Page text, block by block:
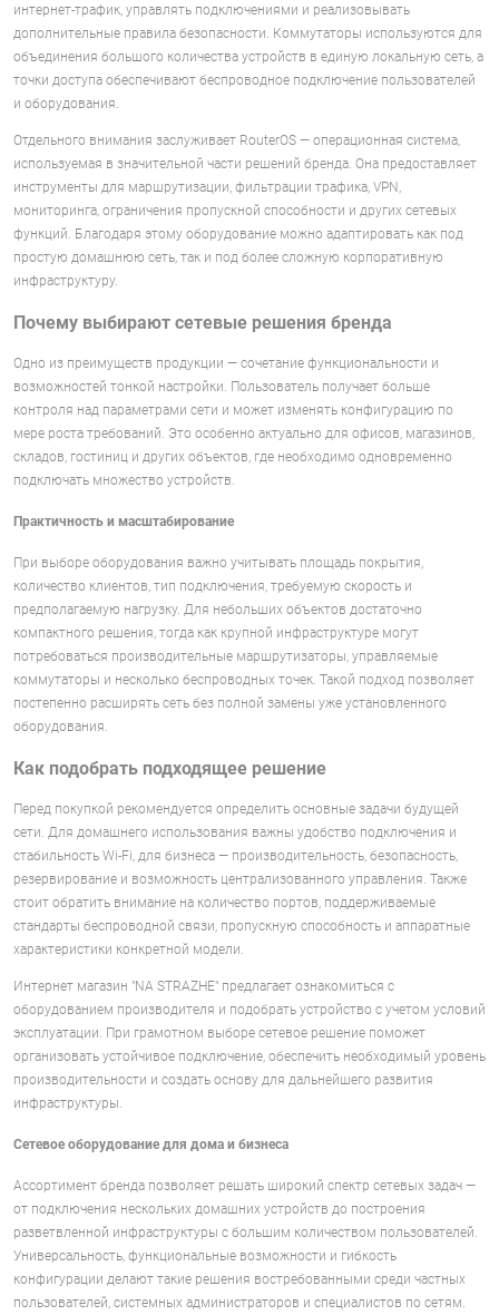
интернет-трафик, управлять подключениями и реализовывать
дополнительные правила безопасности. Коммутаторы используются для
объединения большого количества устройств в единую локальную сеть, а
точки доступа обеспечивают беспроводное подключение пользователей
и оборудования.
Отдельного внимания заслуживает RouterOS — операционная система,
используемая в значительной части решений бренда. Она предоставляет
инструменты для маршрутизации, фильтрации трафика, VPN,
мониторинга, ограничения пропускной способности и других сетевых
функций. Благодаря этому оборудование можно адаптировать как под
простую домашнюю сеть, так и под более сложную корпоративную
инфраструктуру.
Почему выбирают сетевые решения бренда
Одно из преимуществ продукции — сочетание функциональности и
возможностей тонкой настройки. Пользователь получает больше
контроля над параметрами сети и может изменять конфигурацию по
мере роста требований. Это особенно актуально для офисов, магазинов,
складов, гостиниц и других объектов, где необходимо одновременно
подключать множество устройств.
Практичность и масштабирование
При выборе оборудования важно учитывать площадь покрытия,
количество клиентов, тип подключения, требуемую скорость и
предполагаемую нагрузку. Для небольших объектов достаточно
компактного решения, тогда как крупной инфраструктуре могут
потребоваться производительные маршрутизаторы, управляемые
коммутаторы и несколько беспроводных точек. Такой подход позволяет
постепенно расширять сеть без полной замены уже установленного
оборудования.
Как подобрать подходящее решение
Перед покупкой рекомендуется определить основные задачи будущей
сети. Для домашнего использования важны удобство подключения и
стабильность Wi-Fi, для бизнеса — производительность, безопасность,
резервирование и возможность централизованного управления. Также
стоит обратить внимание на количество портов, поддерживаемые
стандарты беспроводной связи, пропускную способность и аппаратные
характеристики конкретной модели.
Интернет магазин "NA STRAZHE" предлагает ознакомиться с
оборудованием производителя и подобрать устройство с учетом условий
эксплуатации. При грамотном выборе сетевое решение поможет
организовать устойчивое подключение, обеспечить необходимый уровень
производительности и создать основу для дальнейшего развития
инфраструктуры.
Сетевое оборудование для дома и бизнеса
Ассортимент бренда позволяет решать широкий спектр сетевых задач —
от подключения нескольких домашних устройств до построения
разветвленной инфраструктуры с большим количеством пользователей.
Универсальность, функциональные возможности и гибкость
конфигурации делают такие решения востребованными среди частных
пользователей, системных администраторов и специалистов по сетям.